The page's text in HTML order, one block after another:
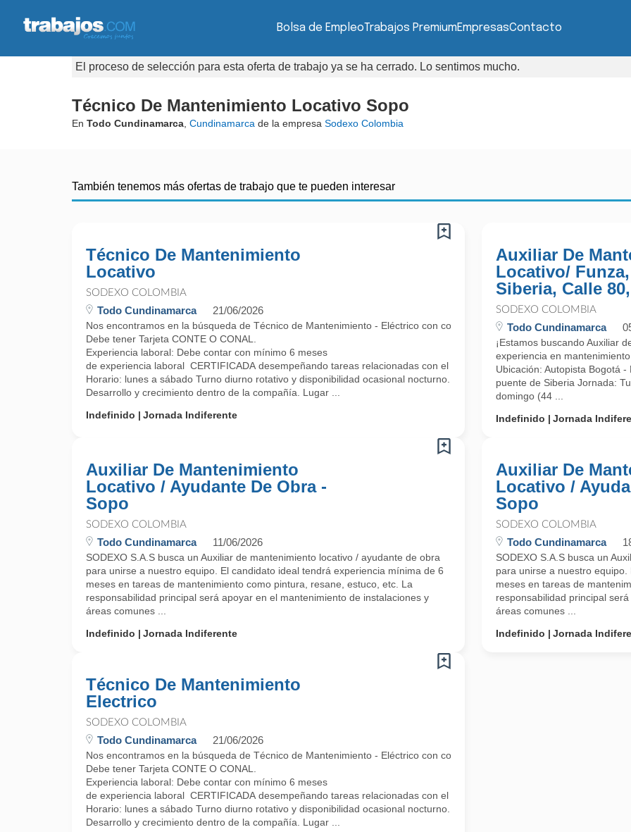
Bolsa de EmpleoTrabajos PremiumEmpresasContacto
El proceso de selección para esta oferta de trabajo ya se ha cerrado. Lo sentimos mucho.
Técnico De Mantenimiento Locativo Sopo
En Todo Cundinamarca Cundinamarca de la empresa Sodexo Colombia
También tenemos más ofertas de trabajo que te pueden interesar
Técnico De Mantenimiento
Locativo
SODEXO COLOMBIA
Todo Cundinamarca 21/06/2026
Nos encontramos en la búsqueda de Técnico de Mantenimiento - Eléctrico con conocimiento los arreglos locativos.
Debe tener Tarjeta CONTE O CONAL.
Experiencia laboral: Debe contar con mínimo 6 meses
de experiencia laboral CERTIFICADA desempeñando tareas relacionadas con el cargo Electrico y locativo (cableado
Horario: lunes a sábado Turno diurno rotativo y disponibilidad ocasional nocturno.
Desarrollo y crecimiento dentro de la compañía. Lugar ...
Indefinido
Jornada Indiferente
Auxiliar De
Locativo/
Siberia, Calle
SODEXO COLOMBIA
Todo Cundinamarca
¡Estamos buscando Auxiliar
experiencia en
Ubicación: Autopista Bogotá
puente de Siberia Jornada:
domingo (44 ...
Indefinido
Jornada
Auxiliar De Mantenimiento
Locativo / Ayudante De Obra -
Sopo
SODEXO COLOMBIA
Todo Cundinamarca 11/06/2026
SODEXO S.A.S busca un Auxiliar de mantenimiento locativo / ayudante de obra
para unirse a nuestro equipo. El candidato ideal tendrá experiencia mínima de 6
meses en tareas de mantenimiento como pintura, resane, estuco, etc. La
responsabilidad principal será apoyar en el mantenimiento de instalaciones y
áreas comunes ...
Indefinido
Jornada Indiferente
Auxiliar De
Locativo /
Sopo
SODEXO COLOMBIA
Todo Cundinamarca
SODEXO S.A.S busca un
para unirse a nuestro
meses en tareas de
responsabilidad principal
áreas comunes ...
Indefinido
Jornada
Técnico De Mantenimiento
Electrico
SODEXO COLOMBIA
Todo Cundinamarca 21/06/2026
Nos encontramos en la búsqueda de Técnico de Mantenimiento - Eléctrico con conocimiento los arreglos locativos.
Debe tener Tarjeta CONTE O CONAL.
Experiencia laboral: Debe contar con mínimo 6 meses
de experiencia laboral CERTIFICADA desempeñando tareas relacionadas con el cargo Electrico y locativo (cableado
Horario: lunes a sábado Turno diurno rotativo y disponibilidad ocasional nocturno.
Desarrollo y crecimiento dentro de la compañía. Lugar ...